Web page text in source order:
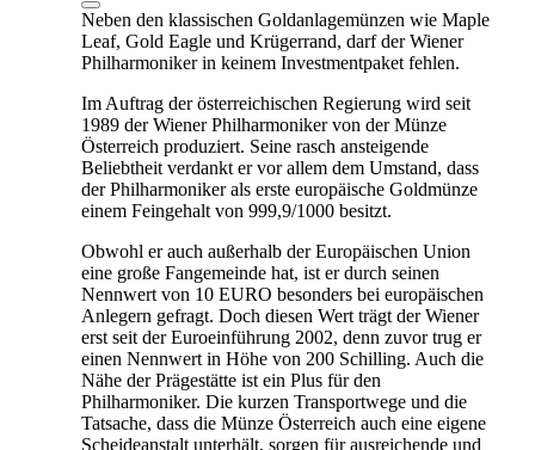
Neben den klassischen Goldanlagemünzen wie Maple
Leaf, Gold Eagle und Krügerrand, darf der Wiener
Philharmoniker in keinem Investmentpaket fehlen.
Im Auftrag der österreichischen Regierung wird seit
1989 der Wiener Philharmoniker von der Münze
Österreich produziert. Seine rasch ansteigende
Beliebtheit verdankt er vor allem dem Umstand, dass
der Philharmoniker als erste europäische Goldmünze
einem Feingehalt von 999,9/1000 besitzt.
Obwohl er auch außerhalb der Europäischen Union
eine große Fangemeinde hat, ist er durch seinen
Nennwert von 10 EURO besonders bei europäischen
Anlegern gefragt. Doch diesen Wert trägt der Wiener
erst seit der Euroeinführung 2002, denn zuvor trug er
einen Nennwert in Höhe von 200 Schilling. Auch die
Nähe der Prägestätte ist ein Plus für den
Philharmoniker. Die kurzen Transportwege und die
Tatsache, dass die Münze Österreich auch eine eigene
Scheideanstalt unterhält, sorgen für ausreichende und